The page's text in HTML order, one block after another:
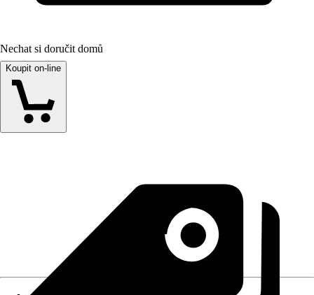
Nechat si doručit domů
Koupit on-line